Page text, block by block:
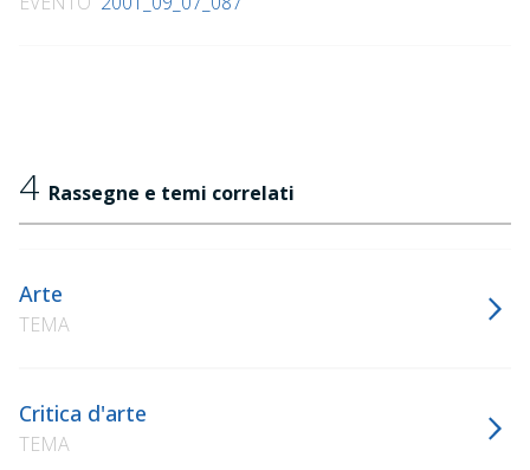
4 Rassegne e temi correlati
Arte
TEMA
Critica d'arte
TEMA